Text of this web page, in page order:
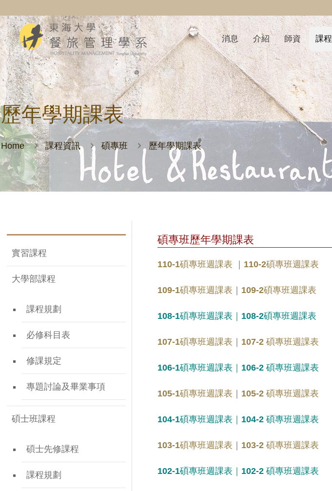
消息 介紹 師資 課程
歷年學期課表
Home 課程資訊 碩專班 歷年學期課表
實習課程
大學部課程
課程規劃
必修科目表
修課規定
專題討論及畢業事項
碩士班課程
碩士先修課程
課程規劃
碩專班歷年學期課表
110-1碩專班週課表 110-2碩專班週課表
109-1碩專班週課表 109-2碩專班週課表
108-1碩專班週課表 108-2碩專班週課表
107-1碩專班週課表 107-2 碩專班週課表
106-1碩專班週課表 106-2 碩專班週課表
105-1碩專班週課表 105-2 碩專班週課表
104-1碩專班週課表 104-2 碩專班週課表
103-1碩專班週課表 103-2 碩專班週課表
102-1碩專班週課表 102-2 碩專班週課表